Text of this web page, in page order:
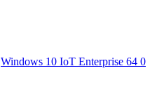
Windows 10 IoT Enterprise 64 0